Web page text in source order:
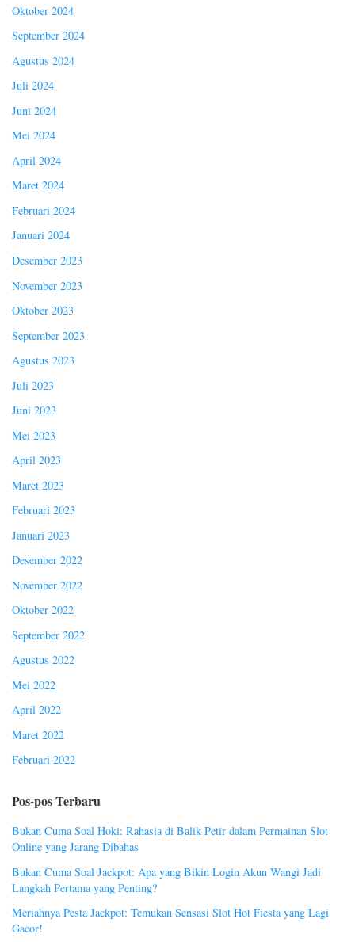
Oktober 2024
September 2024
Agustus 2024
Juli 2024
Juni 2024
Mei 2024
April 2024
Maret 2024
Februari 2024
Januari 2024
Desember 2023
November 2023
Oktober 2023
September 2023
Agustus 2023
Juli 2023
Juni 2023
Mei 2023
April 2023
Maret 2023
Februari 2023
Januari 2023
Desember 2022
November 2022
Oktober 2022
September 2022
Agustus 2022
Mei 2022
April 2022
Maret 2022
Februari 2022
Pos-pos Terbaru
Bukan Cuma Soal Hoki: Rahasia di Balik Petir dalam Permainan Slot
Online yang Jarang Dibahas
Bukan Cuma Soal Jackpot: Apa yang Bikin Login Akun Wangi Jadi
Langkah Pertama yang Penting?
Meriahnya Pesta Jackpot: Temukan Sensasi Slot Hot Fiesta yang Lagi
Gacor!